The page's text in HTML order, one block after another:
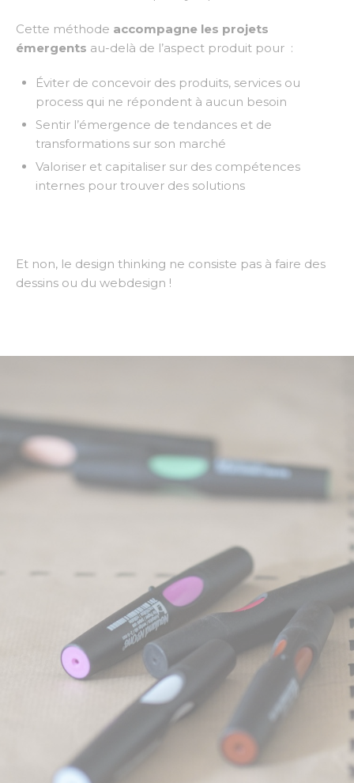
Cette méthode accompagne les projets
émergents au-delà de l’aspect produit pour :
Éviter de concevoir des produits, services ou
process qui ne répondent à aucun besoin
Sentir l’émergence de tendances et de
transformations sur son marché
Valoriser et capitaliser sur des compétences
internes pour trouver des solutions
Et non, le design thinking ne consiste pas à faire des
dessins ou du webdesign !
design thinking en
entreprise ?
Le design thinking est trop souvent utilisé comme un
scrupuleuse, il permet d’adresser n'importe quel type
de challenge en entreprise. Oui, même celui que
vous avez en tête pendant que vous lisez ces lignes.
À condition d'avoir accès aux utilisateurs.
Nous intervenons pour sensibiliser les équipes à la
démarche et les accompagner dans la mise en
œuvre de celle-ci dans le but de :
sur un nouveau marché pour mieux
s’implanter
Repenser des produits ou des services qui arrivent